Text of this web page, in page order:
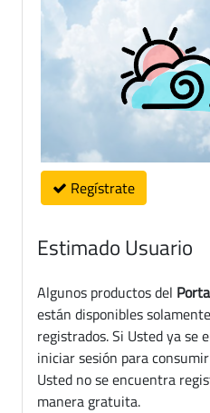
Regístrate
Estimado Usuario
Algunos productos del
están disponibles
registrados. Si Usted ya se
iniciar sesión para
Usted no se encuentra
manera gratuita.